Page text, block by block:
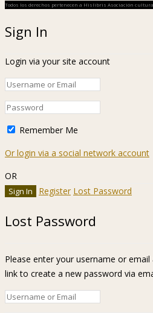
Todos los derechos pertenecen a Hislibris Asociación
Sign In
Login via your site account
Remember Me
Or login via a social network account
OR
Register Lost Password
Lost Password
Please enter your username or email
link to create a new password via